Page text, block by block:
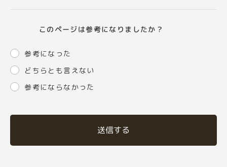
このページは参考になりましたか？
参考になった
どちらとも言えない
参考にならなかった
送信する